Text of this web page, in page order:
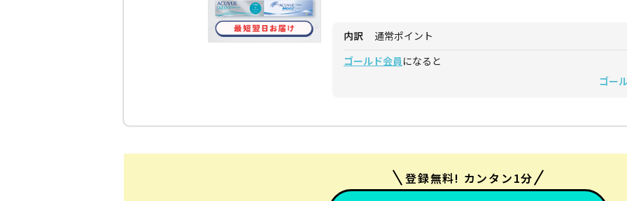
内訳 通常ポイント
ゴールド会員 になると
ゴー
登録無料! カンタン1分